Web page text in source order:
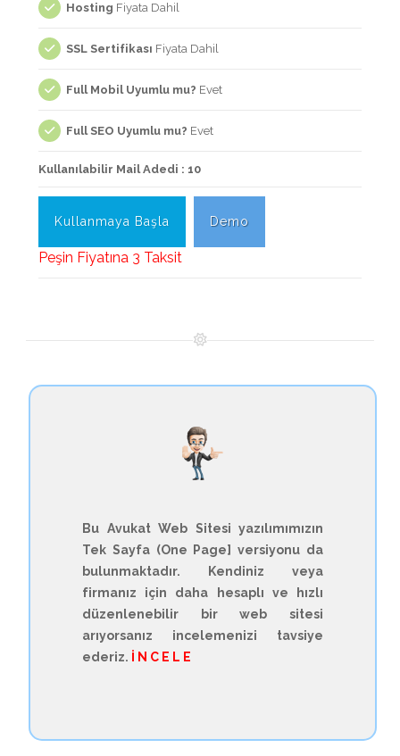
Hosting Fiyata Dahil
SSL Sertifikası Fiyata Dahil
Full Mobil Uyumlu mu? Evet
Full SEO Uyumlu mu? Evet
Kullanılabilir Mail Adedi : 10
Kullanmaya Başla Demo
Peşin Fiyatına 3 Taksit
Bu Avukat Web Sitesi yazılımımızın
Tek Sayfa (One Page] versiyonu da
bulunmaktadır. Kendiniz veya
firmanız için daha hesaplı ve hızlı
düzenlenebilir bir web sitesi
arıyorsanız incelemenizi tavsiye
ederiz. İ N C E L E